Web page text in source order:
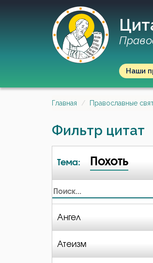
Наши
Главная Православные
Фильтр цитат
Тема: Похоть
Ангел
Атеизм